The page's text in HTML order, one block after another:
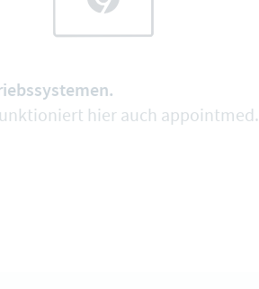
hier auch appointmed.